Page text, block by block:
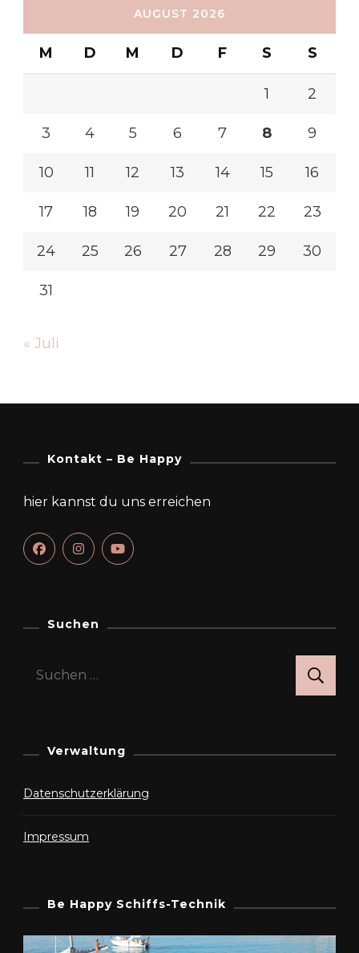
AUGUST 2026
M D M D F S S
1 2
3 4 5 6 7 8 9
10 11 12 13 14 15 16
17 18 19 20 21 22 23
24 25 26 27 28 29 30
31
« Juli
Kontakt – Be Happy
hier kannst du uns erreichen
Suchen
Suchen
Verwaltung
Datenschutzerklärung
Impressum
Be Happy Schiffs-Technik